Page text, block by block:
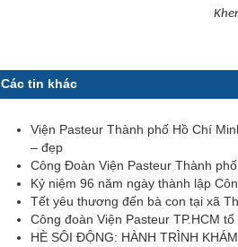
Các tin khác
Viện Pasteur Thành phố Hồ Chí
– đẹp
Công Đoàn Viện Pasteur Thành
Kỷ niệm 96 năm ngày thành lập
Tết yêu thương đến bà con tại xã
Công đoàn Viện Pasteur TP.HCM
HÈ SÔI ĐỘNG: HÀNH TRÌNH